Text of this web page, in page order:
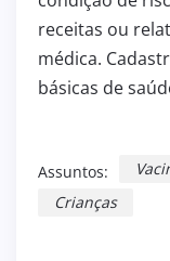
receitas ou
médica.
básicas de
Assuntos:
Crianças